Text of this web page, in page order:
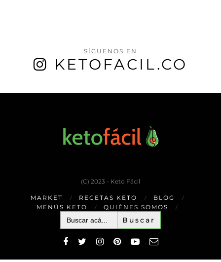
SÍGUENOS EN
KETOFACIL.CO
(C) 2023 - Keto Fácil
MARKET RECETAS KETO
BLOG
MENÚS KETO
QUIÉNES SOMOS
Buscar: